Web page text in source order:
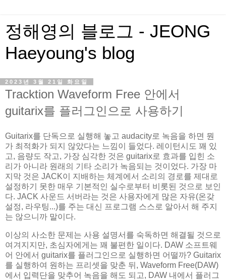
정해영의 블로그 - JEONG
Haeyoung's blog
2023년 3월 21일 화요일
Tracktion Waveform Free 안에서
guitarix를 플러그인으로 사용하기
Guitarix를 단독으로 실행해 놓고 audacity로 녹음을 하면 뭔
가 최적화가 되지 않았다는 느낌이 들었다. 레이턴시도 꽤 있
고, 음량도 작고, 가장 심각한 것은 guitarix로 효과를 입힌 소
리가 아니라 원래의 기타 소리가 녹음되는 것이었다. 가장 마
지막 것은 JACK이 지배하는 체계에서 소리의 경로를 제대로
설정하기 못한 매우 기본적인 실수로부터 비롯된 것으로 보인
다. JACK 사운드 서버라는 것은 사용자에게 많은 자유(온갖
설정, 라우팅...)를 주는 대신 프로그램 스스로 알아서 해 주지
는 않으니까 말이다.
이상의 사소한 문제는 사용 설명서를 숙독하면 해결될 것으로
여겨지지만, 초심자에게는 꽤 불편한 일이다. DAW 소프트웨
어 안에서 guitarix를 플러그인으로 실행하면 어떨까? Guitarix
를 실행하여 원하는 프리셋을 맞춘 뒤, Waveform Free(DAW)
에서 입력단을 맞추어 녹음을 해도 되고, DAW 내에서 플러그